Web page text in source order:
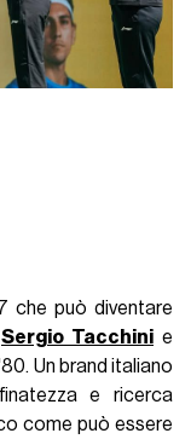
che può diventare
Sergio Tacchinie
Un brand italiano
e ricerca
come può essere